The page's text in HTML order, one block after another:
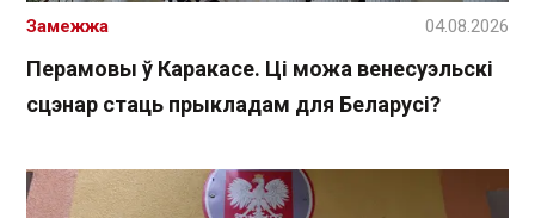
Перамовы ў Каракасе. Ці можа венесуэльскі
сцэнар стаць прыкладам для Беларусі?
Замежжа 04.08.2026